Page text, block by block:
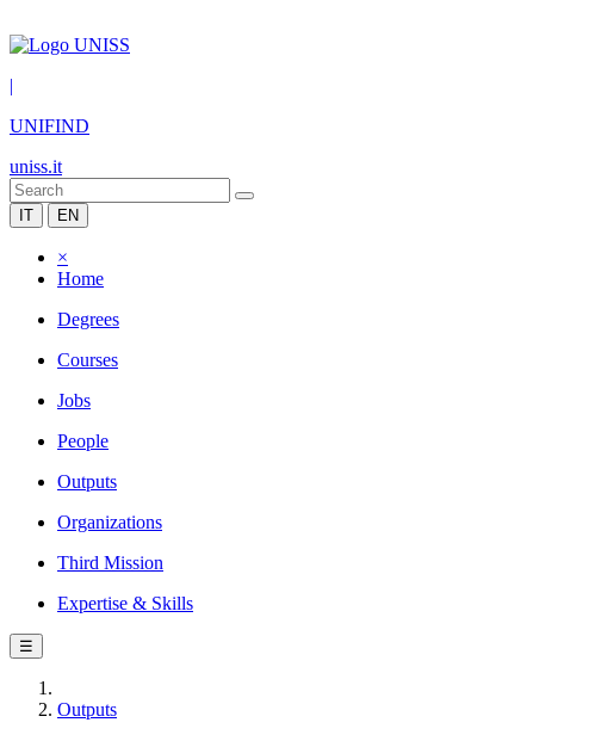
|
UNIFIND
uniss.it
IT EN
×
Home
Degrees
Courses
Jobs
People
Outputs
Organizations
Third Mission
Expertise & Skills
☰
Outputs